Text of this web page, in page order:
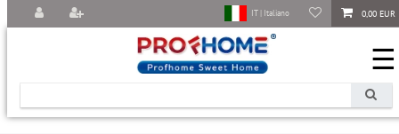
0,00 EUR
IT | Italiano
☰